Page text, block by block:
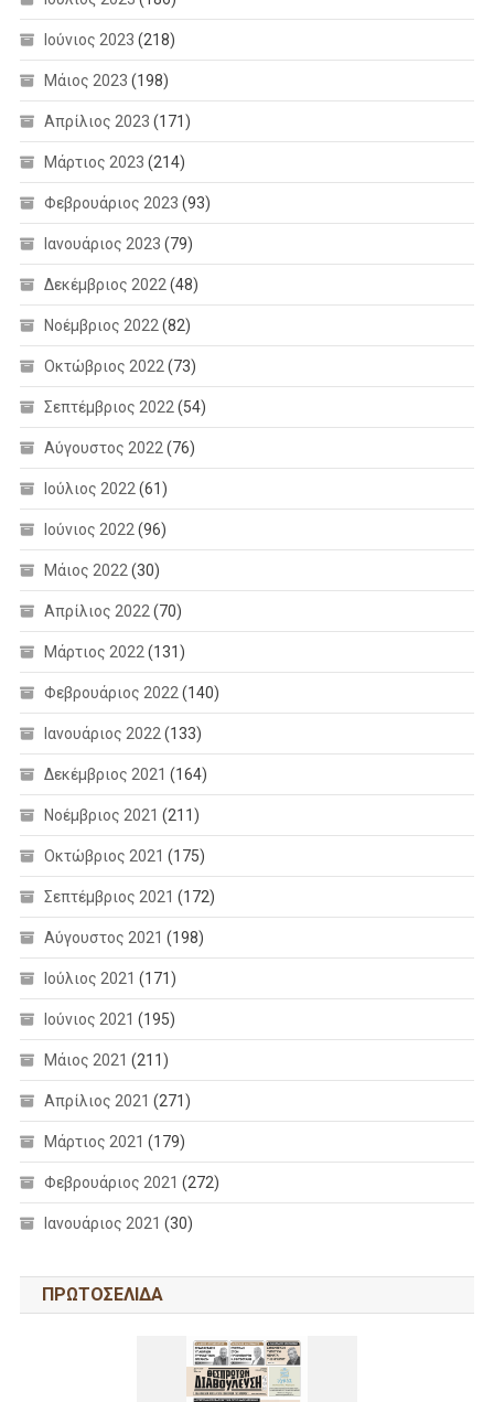
Ιούνιος 2023 (218)
Μάιος 2023 (198)
Απρίλιος 2023 (171)
Μάρτιος 2023 (214)
Φεβρουάριος 2023 (93)
Ιανουάριος 2023 (79)
Δεκέμβριος 2022 (48)
Νοέμβριος 2022 (82)
Οκτώβριος 2022 (73)
Σεπτέμβριος 2022 (54)
Αύγουστος 2022 (76)
Ιούλιος 2022 (61)
Ιούνιος 2022 (96)
Μάιος 2022 (30)
Απρίλιος 2022 (70)
Μάρτιος 2022 (131)
Φεβρουάριος 2022 (140)
Ιανουάριος 2022 (133)
Δεκέμβριος 2021 (164)
Νοέμβριος 2021 (211)
Οκτώβριος 2021 (175)
Σεπτέμβριος 2021 (172)
Αύγουστος 2021 (198)
Ιούλιος 2021 (171)
Ιούνιος 2021 (195)
Μάιος 2021 (211)
Απρίλιος 2021 (271)
Μάρτιος 2021 (179)
Φεβρουάριος 2021 (272)
Ιανουάριος 2021 (30)
ΠΡΩΤΟΣΕΛΙΔΑ